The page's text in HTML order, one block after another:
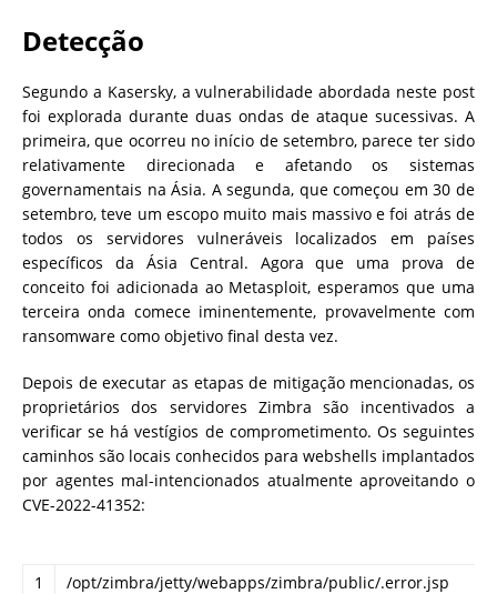
Detecção
Segundo a Kasersky, a vulnerabilidade abordada neste post
foi explorada durante duas ondas de ataque sucessivas. A
primeira, que ocorreu no início de setembro, parece ter sido
relativamente direcionada e afetando os sistemas
governamentais na Ásia. A segunda, que começou em 30 de
setembro, teve um escopo muito mais massivo e foi atrás de
todos os servidores vulneráveis ​​localizados em países
específicos da Ásia Central. Agora que uma prova de
conceito foi adicionada ao Metasploit, esperamos que uma
terceira onda comece iminentemente, provavelmente com
ransomware como objetivo final desta vez.
Depois de executar as etapas de mitigação mencionadas, os
proprietários dos servidores Zimbra são incentivados a
verificar se há vestígios de comprometimento. Os seguintes
caminhos são locais conhecidos para webshells implantados
por agentes mal-intencionados atualmente aproveitando o
CVE-2022-41352:
1
/opt/zimbra/jetty/webapps/zimbra/public/.error.jsp